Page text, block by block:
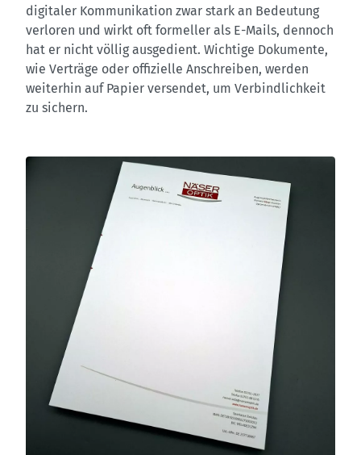
digitaler Kommunikation zwar stark an Bedeutung
verloren und wirkt oft formeller als E-Mails, dennoch
hat er nicht völlig ausgedient. Wichtige Dokumente,
wie Verträge oder offizielle Anschreiben, werden
weiterhin auf Papier versendet, um Verbindlichkeit
zu sichern.